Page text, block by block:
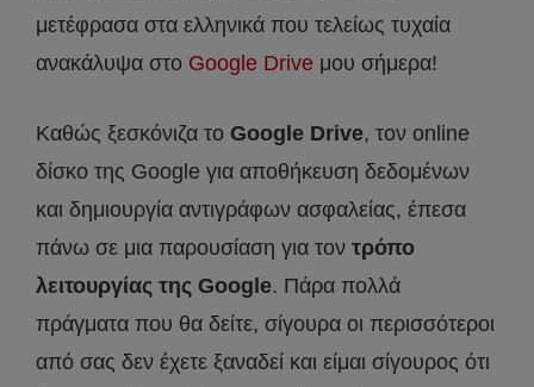
μετέφρασα στα ελληνικά που τελείως τυχαία
ανακάλυψα στο Google Drive μου σήμερα!
Καθώς ξεσκόνιζα το Google Drive, τον online
δίσκο της Google για αποθήκευση δεδομένων
και δημιουργία αντιγράφων ασφαλείας, έπεσα
πάνω σε μια παρουσίαση για τον τρόπο
λειτουργίας της Google. Πάρα πολλά
πράγματα που θα δείτε, σίγουρα οι περισσότεροι
από σας δεν έχετε ξαναδεί και είμαι σίγουρος ότι